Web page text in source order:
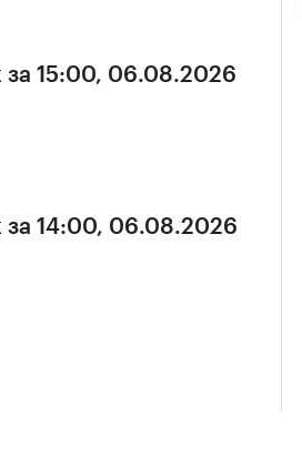
за 15:00, 06.08.2026
за 14:00, 06.08.2026